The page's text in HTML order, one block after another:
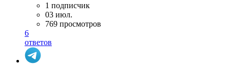
1 подписчик
03 июл.
769 просмотров
6
ответов